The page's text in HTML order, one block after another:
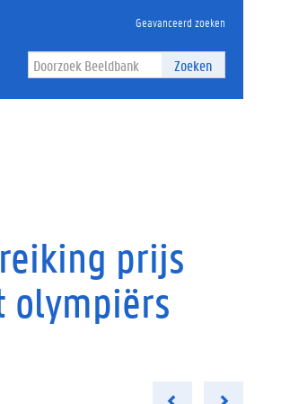
Geavanceerd zoeken
Zoeken
prijs
olympiërs